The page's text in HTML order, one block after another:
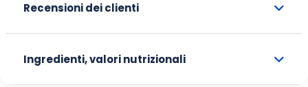
Recensioni dei clienti
Ingredienti, valori nutrizionali